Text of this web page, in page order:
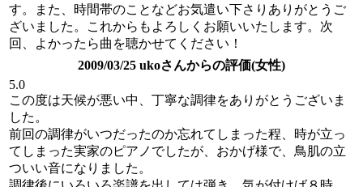
す。また、時間帯のことなどお気遣い下さりありがとうご
ざいました。これからもよろしくお願いいたします。次
回、よかったら曲を聴かせてください！
2009/03/25 ukoさんからの評価(女性)
5.0
この度は天候が悪い中、丁寧な調律をありがとうございま
した。
前回の調律がいつだったのか忘れてしまった程、時が立っ
てしまった実家のピアノでしたが、おかげ様で、鳥肌の立
ついい音になりました。